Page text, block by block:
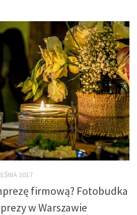
2017
firmową? Fotobudka
w Warszawie